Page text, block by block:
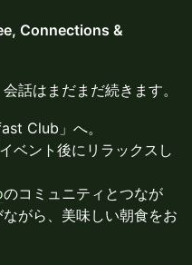
Connections &
話はまだまだ続きます。
Club」へ。
ベント後にリラックスし
のコミュニティとつなが
がら、美味しい朝食をお